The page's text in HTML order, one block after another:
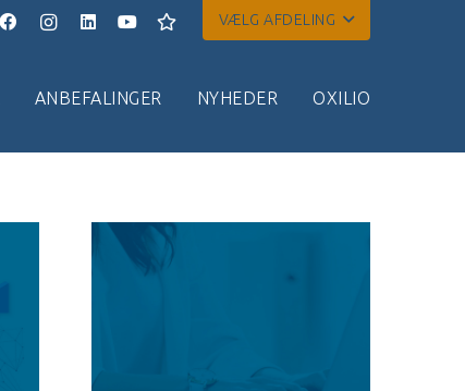
VÆLG AFDELING
ANBEFALINGER NYHEDER OXILIO